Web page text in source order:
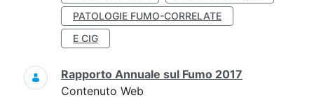
PATOLOGIE FUMO-CORRELATE
E CIG
Rapporto Annuale sul Fumo 2017
Contenuto Web